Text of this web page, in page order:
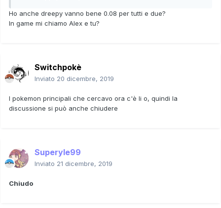
Ho anche dreepy vanno bene 0.08 per tutti e due?
In game mi chiamo Alex e tu?
Switchpokè
Inviato 20 dicembre, 2019
I pokemon principali che cercavo ora c'è li o, quindi la
discussione si può anche chiudere
Superyle99
Inviato 21 dicembre, 2019
Chiudo